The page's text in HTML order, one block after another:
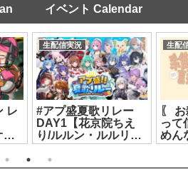
イベント Calendar
レ
生配信実況
#アプ盛夏歌リレー
DAY1【花京院ちえ
り/ルルン・ルルリカ/
秘間慈ぱね/銀棘ぐみ/
花百合ちゅみ】
[2026.07.19]
生配
〖
って
めん
ライ